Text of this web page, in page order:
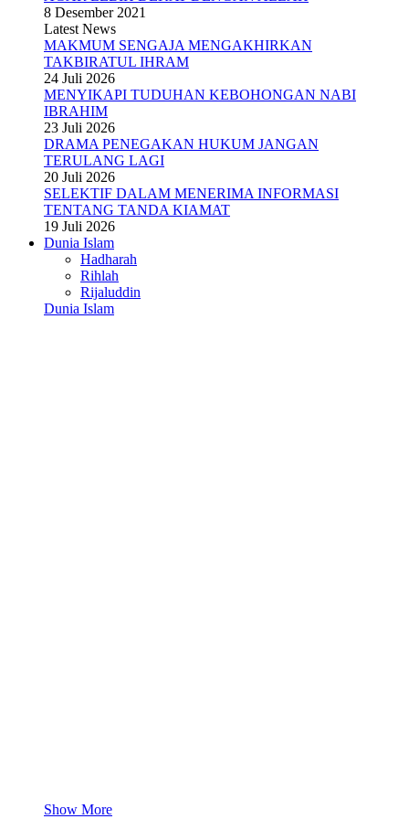
8 Desember 2021
Latest News
MAKMUM SENGAJA MENGAKHIRKAN
TAKBIRATUL IHRAM
24 Juli 2026
MENYIKAPI TUDUHAN KEBOHONGAN NABI
IBRAHIM
23 Juli 2026
DRAMA PENEGAKAN HUKUM JANGAN
TERULANG LAGI
20 Juli 2026
SELEKTIF DALAM MENERIMA INFORMASI
TENTANG TANDA KIAMAT
19 Juli 2026
Dunia Islam
Hadharah
Rihlah
Rijaluddin
Dunia Islam
Show More